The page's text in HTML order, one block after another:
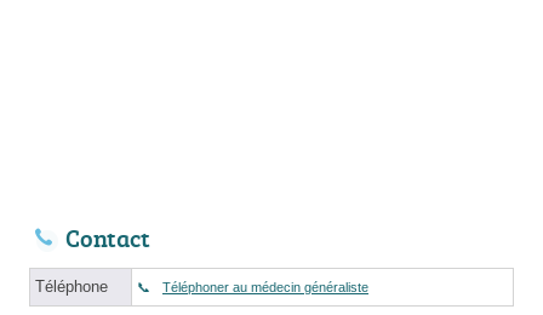
Contact
Téléphone Téléphoner au médecin généraliste